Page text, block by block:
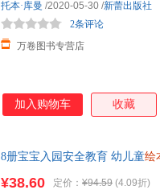
万卷图书专营店
2条评论
托本·库曼 /2020-05-30 /新蕾出版社
加入购物车 收藏
8册宝宝入园安全教育 幼儿童绘
¥38.60 定价： ¥94.59 (4.09折)